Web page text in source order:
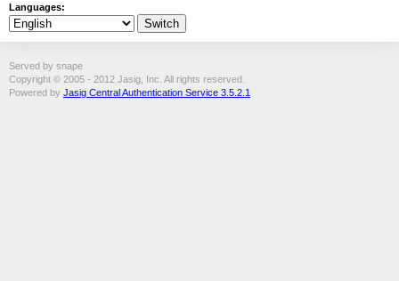
Languages:
Served by snape
Copyright © 2005 - 2012 Jasig, Inc. All rights reserved.
Powered by Jasig Central Authentication Service 3.5.2.1